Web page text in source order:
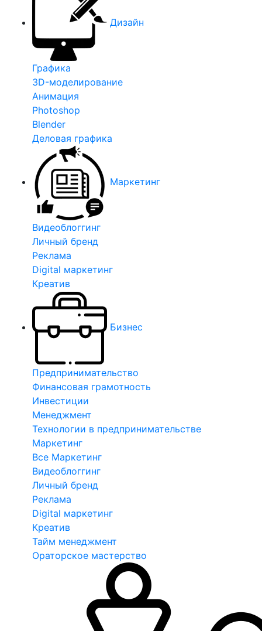
Дизайн
Графика
3D-моделирование
Анимация
Photoshop
Blender
Деловая графика
Маркетинг
Видеоблоггинг
Личный бренд
Реклама
Digital маркетинг
Креатив
Бизнес
Предпринимательство
Финансовая грамотность
Инвестиции
Менеджмент
Технологии в предпринимательстве
Маркетинг
Все Маркетинг
Видеоблоггинг
Личный бренд
Реклама
Digital маркетинг
Креатив
Тайм менеджмент
Ораторское мастерство